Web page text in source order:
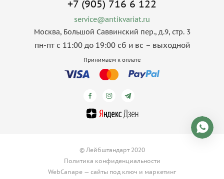
+7 (905) 716 6 122
service@antikvariat.ru
Москва, Большой Саввинский пер., д.9, стр. 3
пн-пт с 11:00 до 19:00 сб и вс – выходной
Принимаем к оплате
© Лейбштандарт 2020
Политика конфиденциальности
WebCanape — сайты под ключ и маркетинг